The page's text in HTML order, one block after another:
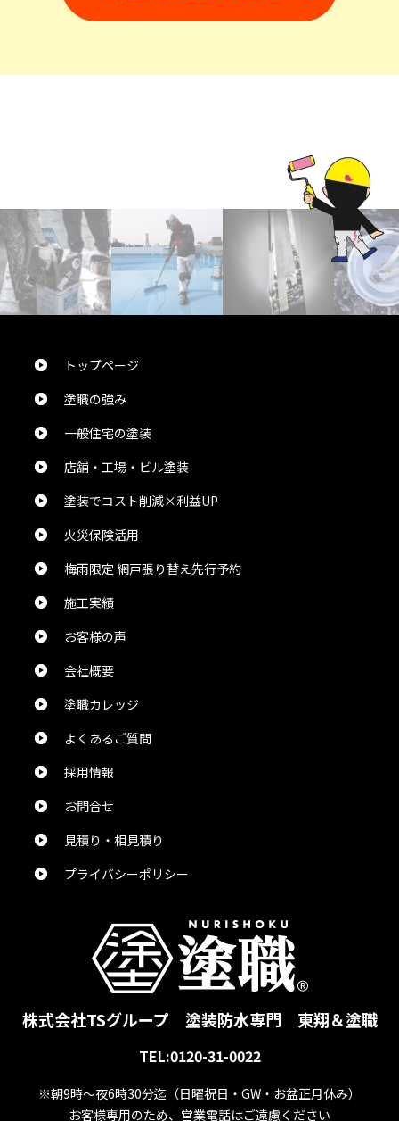
トップページ
塗職の強み
一般住宅の塗装
店舗・工場・ビル塗装
塗装でコスト削減×利益UP
火災保険活用
梅雨限定 網戸張り替え先行予約
施工実績
お客様の声
会社概要
塗職カレッジ
よくあるご質問
採用情報
お問合せ
見積り・相見積り
プライバシーポリシー
株式会社TSグループ 塗装防水専門 東翔＆塗職
TEL:0120-31-0022
※朝9時～夜6時30分迄 （日曜祝日・GW・お盆正月休み）
お客様専用のため、営業電話はご遠慮ください